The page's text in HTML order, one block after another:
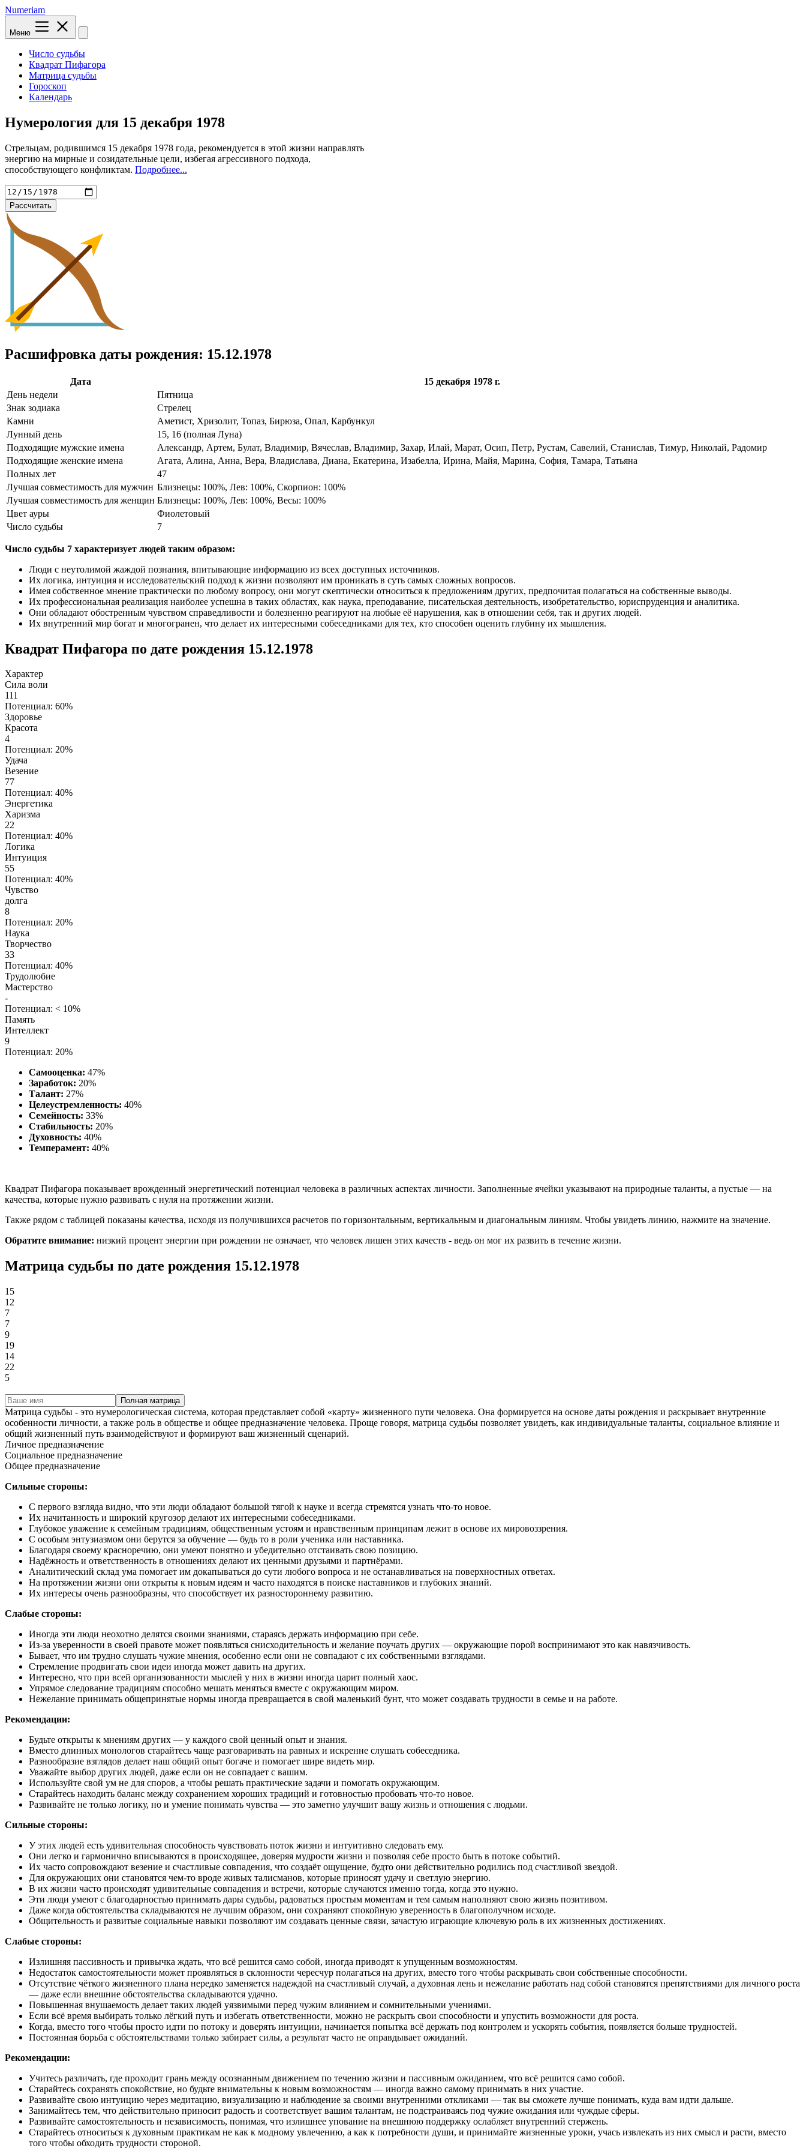
Numeriam
Меню
Число судьбы
Квадрат Пифагора
Матрица судьбы
Гороскоп
Календарь
Нумерология для 15 декабря 1978
Стрельцам, родившимся 15 декабря 1978 года, рекомендуется в этой жизни направлять
энергию на мирные и созидательные цели, избегая агрессивного подхода,
способствующего конфликтам. Подробнее...
Рассчитать
Расшифровка даты рождения: 15.12.1978
Дата
15 декабря 1978 г.
День недели
Пятница
Знак зодиака
Стрелец
Камни
Аметист, Хризолит, Топаз, Бирюза, Опал, Карбункул
Лунный день
15, 16 (полная Луна)
Подходящие мужские имена
Александр, Артем, Булат, Владимир, Вячеслав, Владимир, Захар, Илай, Марат, Осип, Петр, Рустам, Савелий, Станислав, Тимур, Николай, Радомир
Подходящие женские имена
Агата, Алина, Анна, Вера, Владислава, Диана, Екатерина, Изабелла, Ирина, Майя, Марина, София, Тамара, Татьяна
Полных лет
47
Лучшая совместимость для мужчин Близнецы: 100%, Лев: 100%, Скорпион: 100%
Лучшая совместимость для женщин Близнецы: 100%, Лев: 100%, Весы: 100%
Цвет ауры
Фиолетовый
Число судьбы
7
Число судьбы 7 характеризует людей таким образом:
Люди с неутолимой жаждой познания, впитывающие информацию из всех доступных источников.
Их логика, интуиция и исследовательский подход к жизни позволяют им проникать в суть самых сложных вопросов.
Имея собственное мнение практически по любому вопросу, они могут скептически относиться к предложениям других, предпочитая полагаться на собственные выводы.
Их профессиональная реализация наиболее успешна в таких областях, как наука, преподавание, писательская деятельность, изобретательство, юриспруденция и аналитика.
Они обладают обостренным чувством справедливости и болезненно реагируют на любые её нарушения, как в отношении себя, так и других людей.
Их внутренний мир богат и многогранен, что делает их интересными собеседниками для тех, кто способен оценить глубину их мышления.
Квадрат Пифагора по дате рождения 15.12.1978
Характер
Сила воли
111
Потенциал: 60%
Здоровье
Красота
4
Потенциал: 20%
Удача
Везение
77
Потенциал: 40%
Энергетика
Харизма
22
Потенциал: 40%
Логика
Интуиция
55
Потенциал: 40%
Чувство
долга
8
Потенциал: 20%
Наука
Творчество
33
Потенциал: 40%
Трудолюбие
Мастерство
-
Потенциал: < 10%
Память
Интеллект
9
Потенциал: 20%
Самооценка: 47%
Заработок: 20%
Талант: 27%
Целеустремленность: 40%
Семейность: 33%
Стабильность: 20%
Духовность: 40%
Темперамент: 40%
Квадрат Пифагора показывает врожденный энергетический потенциал человека в различных аспектах личности. Заполненные ячейки указывают на природные таланты, а пустые — на
качества, которые нужно развивать с нуля на протяжении жизни.
Также рядом с таблицей показаны качества, исходя из получившихся расчетов по горизонтальным, вертикальным и диагональным линиям. Чтобы увидеть линию, нажмите на значение.
Обратите внимание: низкий процент энергии при рождении не означает, что человек лишен этих качеств - ведь он мог их развить в течение жизни.
Матрица судьбы по дате рождения 15.12.1978
15
12
7
7
9
19
14
22
5
Полная матрица
Матрица судьбы - это нумерологическая система, которая представляет собой «карту» жизненного пути человека. Она формируется на основе даты рождения и раскрывает внутренние
особенности личности, а также роль в обществе и общее предназначение человека. Проще говоря, матрица судьбы позволяет увидеть, как индивидуальные таланты, социальное влияние и
общий жизненный путь взаимодействуют и формируют ваш жизненный сценарий.
Личное предназначение
Социальное предназначение
Общее предназначение
Сильные стороны:
С первого взгляда видно, что эти люди обладают большой тягой к науке и всегда стремятся узнать что-то новое.
Их начитанность и широкий кругозор делают их интересными собеседниками.
Глубокое уважение к семейным традициям, общественным устоям и нравственным принципам лежит в основе их мировоззрения.
С особым энтузиазмом они берутся за обучение — будь то в роли ученика или наставника.
Благодаря своему красноречию, они умеют понятно и убедительно отстаивать свою позицию.
Надёжность и ответственность в отношениях делают их ценными друзьями и партнёрами.
Аналитический склад ума помогает им докапываться до сути любого вопроса и не останавливаться на поверхностных ответах.
На протяжении жизни они открыты к новым идеям и часто находятся в поиске наставников и глубоких знаний.
Их интересы очень разнообразны, что способствует их разностороннему развитию.
Слабые стороны:
Иногда эти люди неохотно делятся своими знаниями, стараясь держать информацию при себе.
Из-за уверенности в своей правоте может появляться снисходительность и желание поучать других — окружающие порой воспринимают это как навязчивость.
Бывает, что им трудно слушать чужие мнения, особенно если они не совпадают с их собственными взглядами.
Стремление продвигать свои идеи иногда может давить на других.
Интересно, что при всей организованности мыслей у них в жизни иногда царит полный хаос.
Упрямое следование традициям способно мешать меняться вместе с окружающим миром.
Нежелание принимать общепринятые нормы иногда превращается в свой маленький бунт, что может создавать трудности в семье и на работе.
Рекомендации:
Будьте открыты к мнениям других — у каждого свой ценный опыт и знания.
Вместо длинных монологов старайтесь чаще разговаривать на равных и искренне слушать собеседника.
Разнообразие взглядов делает наш общий опыт богаче и помогает шире видеть мир.
Уважайте выбор других людей, даже если он не совпадает с вашим.
Используйте свой ум не для споров, а чтобы решать практические задачи и помогать окружающим.
Старайтесь находить баланс между сохранением хороших традиций и готовностью пробовать что-то новое.
Развивайте не только логику, но и умение понимать чувства — это заметно улучшит вашу жизнь и отношения с людьми.
Сильные стороны:
У этих людей есть удивительная способность чувствовать поток жизни и интуитивно следовать ему.
Они легко и гармонично вписываются в происходящее, доверяя мудрости жизни и позволяя себе просто быть в потоке событий.
Их часто сопровождают везение и счастливые совпадения, что создаёт ощущение, будто они действительно родились под счастливой звездой.
Для окружающих они становятся чем-то вроде живых талисманов, которые приносят удачу и светлую энергию.
В их жизни часто происходят удивительные совпадения и встречи, которые случаются именно тогда, когда это нужно.
Эти люди умеют с благодарностью принимать дары судьбы, радоваться простым моментам и тем самым наполняют свою жизнь позитивом.
Даже когда обстоятельства складываются не лучшим образом, они сохраняют спокойную уверенность в благополучном исходе.
Общительность и развитые социальные навыки позволяют им создавать ценные связи, зачастую играющие ключевую роль в их жизненных достижениях.
Слабые стороны:
Излишняя пассивность и привычка ждать, что всё решится само собой, иногда приводят к упущенным возможностям.
Недостаток самостоятельности может проявляться в склонности чересчур полагаться на других, вместо того чтобы раскрывать свои собственные способности.
Отсутствие чёткого жизненного плана нередко заменяется надеждой на счастливый случай, а духовная лень и нежелание работать над собой становятся препятствиями для личного роста
— даже если внешние обстоятельства складываются удачно.
Повышенная внушаемость делает таких людей уязвимыми перед чужим влиянием и сомнительными учениями.
Если всё время выбирать только лёгкий путь и избегать ответственности, можно не раскрыть свои способности и упустить возможности для роста.
Когда, вместо того чтобы просто идти по потоку и доверять интуиции, начинается попытка всё держать под контролем и ускорять события, появляется больше трудностей.
Постоянная борьба с обстоятельствами только забирает силы, а результат часто не оправдывает ожиданий.
Рекомендации:
Учитесь различать, где проходит грань между осознанным движением по течению жизни и пассивным ожиданием, что всё решится само собой.
Старайтесь сохранять спокойствие, но будьте внимательны к новым возможностям — иногда важно самому принимать в них участие.
Развивайте свою интуицию через медитацию, визуализацию и наблюдение за своими внутренними откликами — так вы сможете лучше понимать, куда вам идти дальше.
Занимайтесь тем, что действительно приносит радость и соответствует вашим талантам, не подстраиваясь под чужие ожидания или чуждые сферы.
Развивайте самостоятельность и независимость, понимая, что излишнее упование на внешнюю поддержку ослабляет внутренний стержень.
Старайтесь относиться к духовным практикам не как к модному увлечению, а как к потребности души, и принимайте жизненные уроки, учась извлекать из них смысл и расти, вместо
того чтобы обходить трудности стороной.